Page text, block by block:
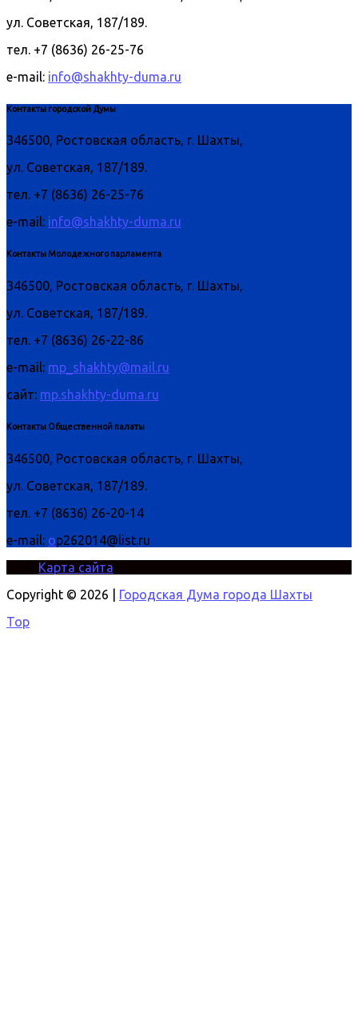
ул. Советская, 187/189.
тел. +7 (8636) 26-25-76
e-mail: info@shakhty-duma.ru
Контакты городской Думы
346500, Ростовская область, г. Шахты,
ул. Советская, 187/189.
тел. +7 (8636) 26-25-76
e-mail: info@shakhty-duma.ru
Контакты Молодежного парламента
346500, Ростовская область, г. Шахты,
ул. Советская, 187/189.
тел. +7 (8636) 26-22-86
e-mail: mp_shakhty@mail.ru
сайт: mp.shakhty-duma.ru
Контакты Общественной палаты
346500, Ростовская область, г. Шахты,
ул. Советская, 187/189.
тел. +7 (8636) 26-20-14
e-mail: op262014@list.ru
Карта сайта
Copyright © 2026 |
Городская Дума города Шахты
Top